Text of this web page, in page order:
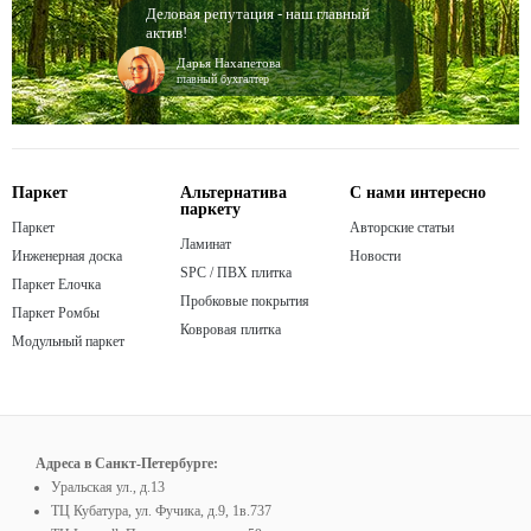
Деловая репутация - наш главный
актив!
Дарья Нахапетова
главный бухгалтер
Паркет
Паркет
Инженерная доска
Паркет Елочка
Паркет Ромбы
Модульный паркет
Альтернатива
паркету
Ламинат
SPC / ПВХ плитка
Пробковые покрытия
Ковровая плитка
С нами интересно
Авторские статьи
Новости
Адреса в Санкт-Петербурге:
Уральская ул., д.13
ТЦ Кубатура, ул. Фучика, д.9, 1в.737